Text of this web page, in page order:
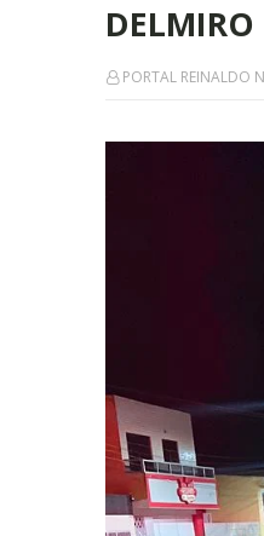
PORTAL REINALDO